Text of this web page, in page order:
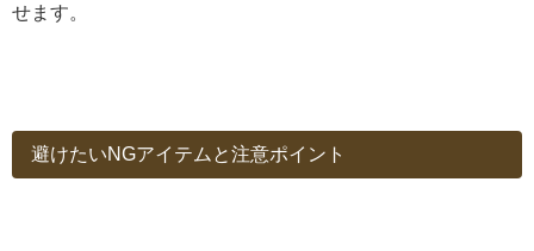
せます。
避けたいNGアイテムと注意ポイント